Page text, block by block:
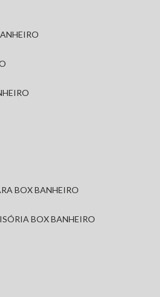
BOX BANHEIRO
BOX BANHEIRO